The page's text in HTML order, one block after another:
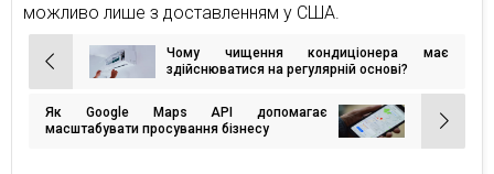
можливо лише з доставленням у США.
Навігація
записів
Чому чищення кондиціонера має
здійснюватися на регулярній основі?
Як Google Maps API допомагає
масштабувати просування бізнесу